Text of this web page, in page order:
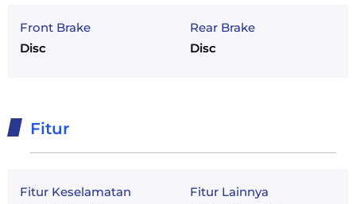
Front Brake
Disc
Rear Brake
Disc
Fitur
Fitur Keselamatan
Fitur Lainnya